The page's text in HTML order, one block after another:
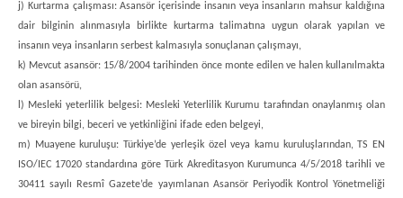
j) Kurtarma çalışması: Asansör içerisinde insanın veya insanların mahsur kaldığına
dair bilginin alınmasıyla birlikte kurtarma talimatına uygun olarak yapılan ve
insanın veya insanların serbest kalmasıyla sonuçlanan çalışmayı,
k) Mevcut asansör: 15/8/2004 tarihinden önce monte edilen ve halen kullanılmakta
olan asansörü,
l) Mesleki yeterlilik belgesi: Mesleki Yeterlilik Kurumu tarafından onaylanmış olan
ve bireyin bilgi, beceri ve yetkinliğini ifade eden belgeyi,
m) Muayene kuruluşu: Türkiye’de yerleşik özel veya kamu kuruluşlarından, TS EN
ISO/IEC 17020 standardına göre Türk Akreditasyon Kurumunca 4/5/2018 tarihli ve
30411 sayılı Resmî Gazete’de yayımlanan Asansör Periyodik Kontrol Yönetmeliği